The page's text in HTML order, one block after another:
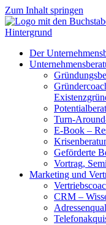
Zum Inhalt springen
Der
Turn-
E-Book –
Geförderte
Vortrag,
Marketing und
CRM –